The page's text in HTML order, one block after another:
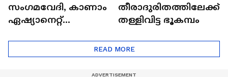
സംഗമവേദി, കാണാം
ഏഷ്യാനെറ്റ്
തീരാദുരിതത്തിലേക്ക്
തള്ളിവിട്ട ഭൂകമ്പം
READ MORE